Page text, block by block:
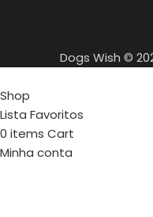
Dogs Wish ©
Shop
Lista Favoritos
0 items Cart
Minha conta